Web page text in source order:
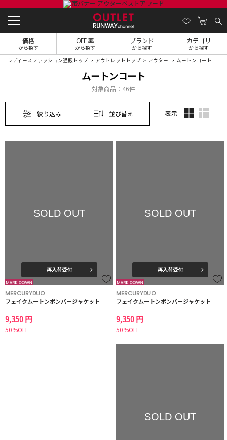
価格
から探す
OFF 率
から探す
ブランド
から探す
カテゴリ
から探す
レディースファッション通販トップ アウトレットトップ アウター ムートンコート
ムートンコート
対象商品： 46件
絞り込み 並び替え 表示
SOLD OUT
再入荷受付
MERCURYDUO
フェイクムートンボンバージャケット
9,350 円
50%OFF
SOLD OUT
再入荷受付
MERCURYDUO
フェイクムートンボンバージャケット
9,350 円
50%OFF
SOLD OUT